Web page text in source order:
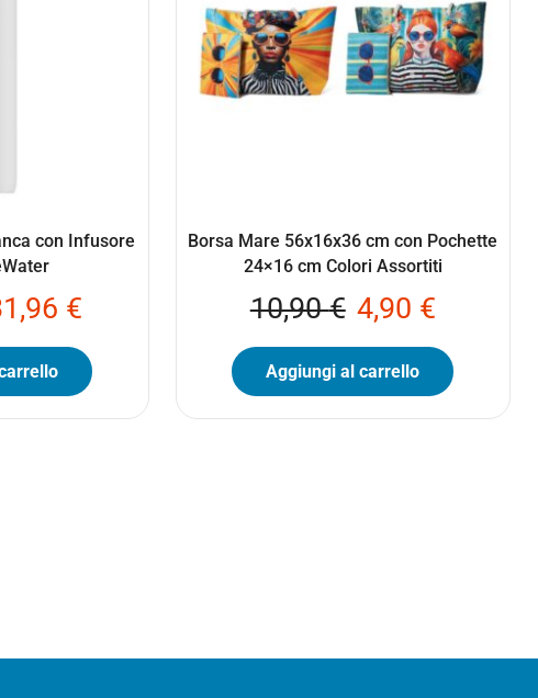
con Infusore
€
Borsa Mare 56x16x36 cm con Pochette
24×16 cm Colori Assortiti
10,90€ 4,90 €
Aggiungi al carrello